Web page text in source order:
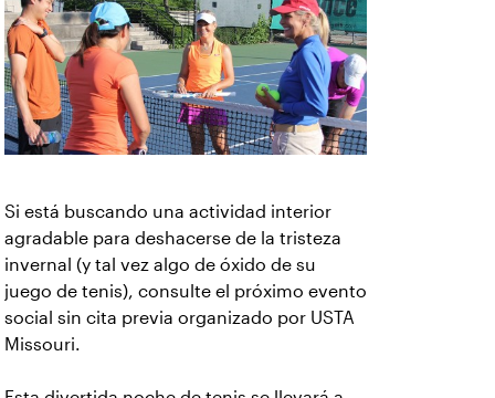
Si está buscando una actividad interior
agradable para deshacerse de la tristeza
invernal (y tal vez algo de óxido de su
juego de tenis), consulte el próximo evento
social sin cita previa organizado por USTA
Missouri.